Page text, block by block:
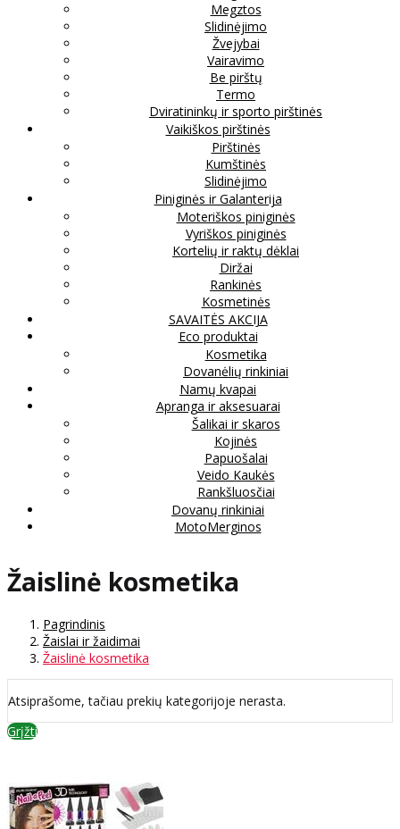
Megztos
Slidinėjimo
Žvejybai
Vairavimo
Be pirštų
Termo
Dviratininkų ir sporto pirštinės
Vaikiškos pirštinės
Pirštinės
Kumštinės
Slidinėjimo
Piniginės ir Galanterija
Moteriškos piniginės
Vyriškos piniginės
Kortelių ir raktų dėklai
Diržai
Rankinės
Kosmetinės
SAVAITĖS AKCIJA
Eco produktai
Kosmetika
Dovanėlių rinkiniai
Namų kvapai
Apranga ir aksesuarai
Šalikai ir skaros
Kojinės
Papuošalai
Veido Kaukės
Rankšluosčiai
Dovanų rinkiniai
MotoMerginos
Žaislinė kosmetika
Pagrindinis
Žaislai ir žaidimai
Žaislinė kosmetika
Atsiprašome, tačiau prekių kategorijoje nerasta.
Grįžti